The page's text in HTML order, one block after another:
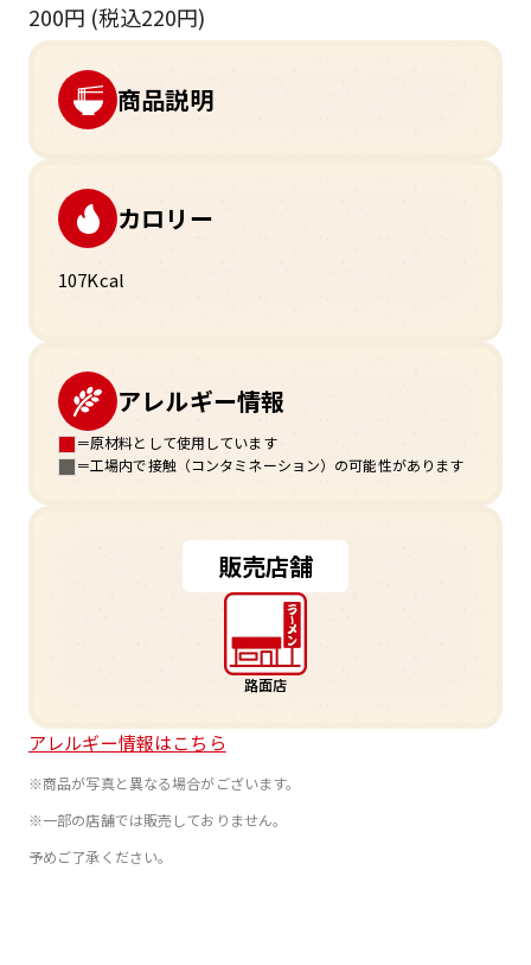
200円 (税込220円)
商品説明
カロリー
107Kcal
アレルギー情報
＝原材料として使用しています
＝工場内で接触（コンタミネーション）の可能性があります
販売店舗
路面店
アレルギー情報はこちら
※商品が写真と異なる場合がございます。
※一部の店舗では販売しておりません。
予めご了承ください。